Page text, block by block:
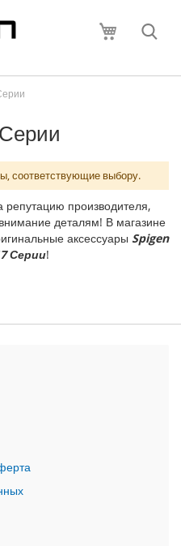
Моя
соответствующие выбору.
производителя,
деталям! В магазине
аксессуары Spigen
Серии!